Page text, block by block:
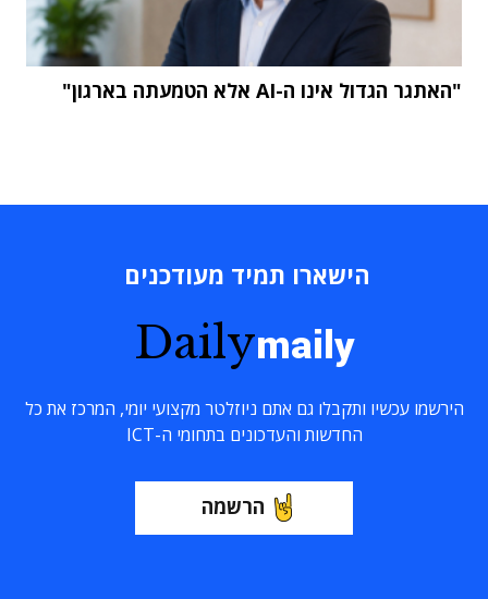
"האתגר הגדול אינו ה-AI אלא הטמעתה בארגון"
הישארו תמיד מעודכנים
Dailymaily
הירשמו עכשיו ותקבלו גם אתם ניוזלטר מקצועי יומי, המרכז את כל
החדשות והעדכונים בתחומי ה-ICT
הרשמה